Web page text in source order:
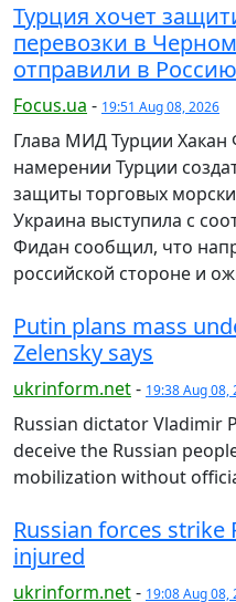
Турция хочет
перевозки в
отправили в Россию
Focus.ua - 19:51 Aug 08, 2026
Глава МИД Турции
намерении Турции
защиты торговых
Украина выступила с
Фидан сообщил, что
российской стороне и
Putin plans mass
Zelensky says
ukrinform.net- 19:38 Aug 08,
Russian dictator Vladimir
deceive the Russian
mobilization without
Russian forces strike
injured
ukrinform.net- 19:08 Aug 08,